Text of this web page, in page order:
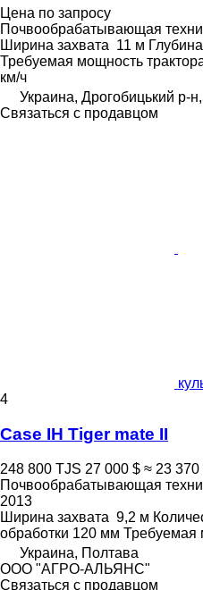
Цена по запросу
Почвообрабатывающая
Ширина захвата 11 м
Требуемая мощность
км/ч
Украина, Дрогобицький р-
Связаться с продавцом
4
Case IH Tiger mate II
248 800 TJS 27 000 $ ≈ 23 370
Почвообрабатывающая
2013
Ширина захвата 9,2 м
обработки 120 мм Требуемая
Украина, Полтава
ООО "АГРО-АЛЬЯНС"
Связаться с продавцом